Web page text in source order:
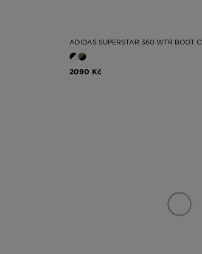
ADIDAS SUPERSTAR 360 WTR BOOT C
2090 Kč